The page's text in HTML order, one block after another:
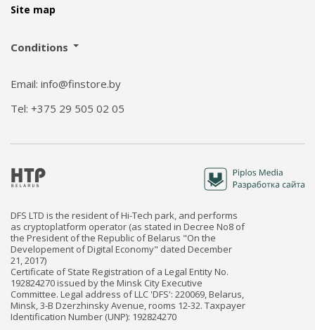
Site map
Conditions
Email: info@finstore.by
Tel: +375 29 505 02 05
DFS LTD is the resident of Hi-Tech park, and performs
as cryptoplatform operator (as stated in Decree No8 of
the President of the Republic of Belarus "On the
Developement of Digital Economy" dated December
21, 2017)
Certificate of State Registration of a Legal Entity No.
192824270 issued by the Minsk City Executive
Committee. Legal address of LLC 'DFS': 220069, Belarus,
Minsk, 3-B Dzerzhinsky Avenue, rooms 12-32. Taxpayer
Identification Number (UNP): 192824270